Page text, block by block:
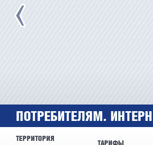
ПОТРЕБИТЕЛЯМ.
ТЕРРИТОРИЯ
ТАРИФЫ